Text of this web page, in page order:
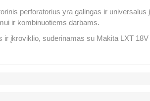
perforatorius yra galingas ir universalus
ir kombinuotiems darbams.
ir įkroviklio, suderinamas su Makita LXT 18V